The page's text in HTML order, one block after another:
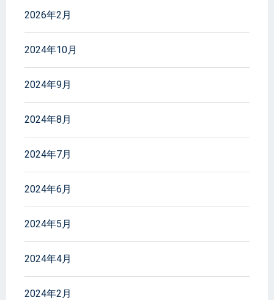
2026年2月
2024年10月
2024年9月
2024年8月
2024年7月
2024年6月
2024年5月
2024年4月
2024年2月